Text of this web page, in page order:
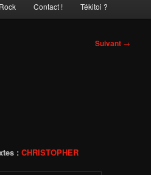
Contact ! Tékitoi ?
Suivant →
: CHRISTOPHER